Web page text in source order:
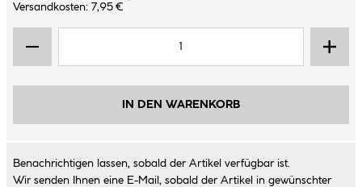
Versandkosten: 7,95 €
IN DEN WARENKORB
Benachrichtigen lassen, sobald der Artikel verfügbar ist.
Wir senden Ihnen eine E-Mail, sobald der Artikel in gewünschter